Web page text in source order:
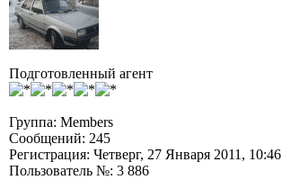
Подготовленный агент
Группа: Members
Сообщений: 245
Регистрация: Четверг, 27 Января 2011, 10:46
Пользователь №: 3 886